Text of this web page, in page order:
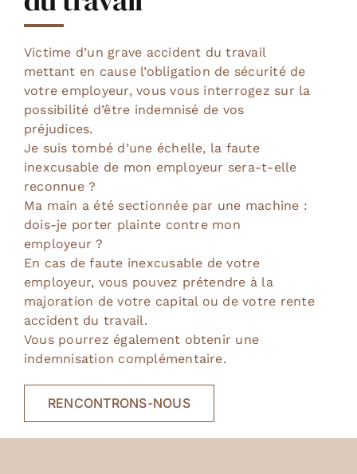
Victime d’un grave accident du travail
mettant en cause l’obligation de sécurité de
votre employeur, vous vous interrogez sur la
possibilité d’être indemnisé de vos
préjudices.
Je suis tombé d’une échelle, la faute
inexcusable de mon employeur sera-t-elle
reconnue ?
Ma main a été sectionnée par une machine :
dois-je porter plainte contre mon
employeur ?
En cas de faute inexcusable de votre
employeur, vous pouvez prétendre à la
majoration de votre capital ou de votre rente
accident du travail.
Vous pourrez également obtenir une
indemnisation complémentaire.
RENCONTRONS-NOUS